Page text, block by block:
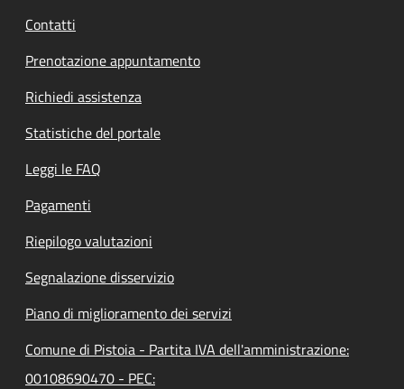
Contatti
Prenotazione appuntamento
Richiedi assistenza
Statistiche del portale
Leggi le FAQ
Pagamenti
Riepilogo valutazioni
Segnalazione disservizio
Piano di miglioramento dei servizi
Comune di Pistoia - Partita IVA dell'amministrazione:
00108690470 - PEC: